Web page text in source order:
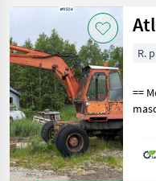
wszystkie
MARKETPLACE
Marketplace
Oferty
dealerów
R.
==